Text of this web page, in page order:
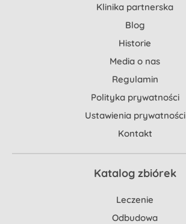
Klinika partnerska
Blog
Historie
Media o nas
Regulamin
Polityka prywatności
Ustawienia prywatności
Kontakt
Katalog zbiórek
Leczenie
Odbudowa